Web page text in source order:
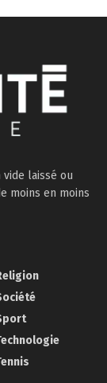
laissé ou
moins en moins